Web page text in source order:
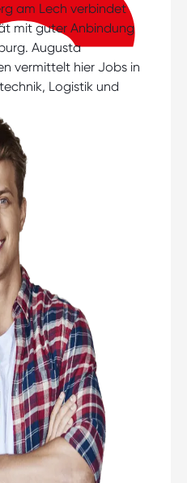
am Lech verbindet
mit guter Anbindung
Augusta
vermittelt hier Jobs in
Logistik und